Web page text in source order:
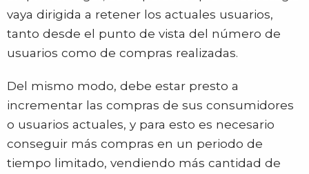
vaya dirigida a retener los actuales usuarios,
tanto desde el punto de vista del número de
usuarios como de compras realizadas.
Del mismo modo, debe estar presto a
incrementar las compras de sus consumidores
o usuarios actuales, y para esto es necesario
conseguir más compras en un periodo de
tiempo limitado, vendiendo más cantidad de